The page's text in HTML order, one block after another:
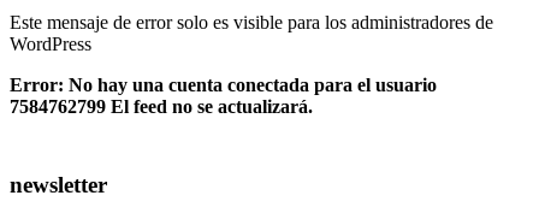
Este mensaje de error solo es visible para los administradores de
WordPress
Error: No hay una cuenta conectada para el usuario
7584762799 El feed no se actualizará.
newsletter